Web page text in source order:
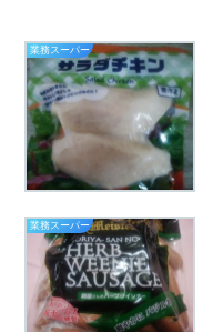
業務スーパー
業務スーパー